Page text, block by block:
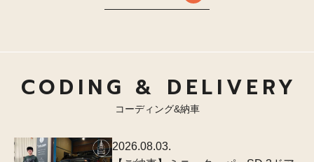
CODING & DELIVERY
コーディング&納車
2026.08.03.